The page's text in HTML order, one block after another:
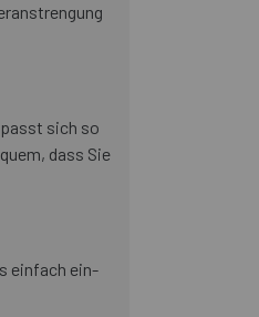
sich so
dass Sie
einfach ein-